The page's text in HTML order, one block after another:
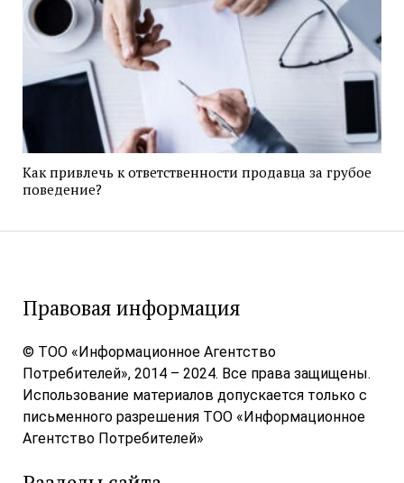
Как привлечь к ответственности продавца за грубое
поведение?
Правовая информация
© ТОО «Информационное Агентство
Потребителей», 2014 – 2024. Все права защищены.
Использование материалов допускается только с
письменного разрешения ТОО «Информационное
Агентство Потребителей»